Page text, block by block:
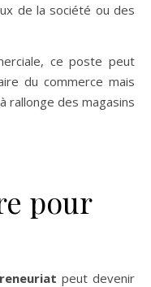
de la société ou des
ce poste peut
du commerce mais
rallonge des magasins
pour
peut devenir